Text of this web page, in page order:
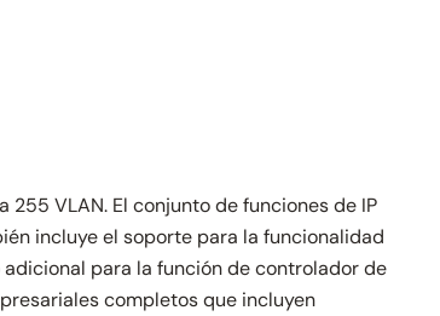
VLAN. El conjunto de funciones de IP
incluye el soporte para la funcionalidad
para la función de controlador de
completos que incluyen